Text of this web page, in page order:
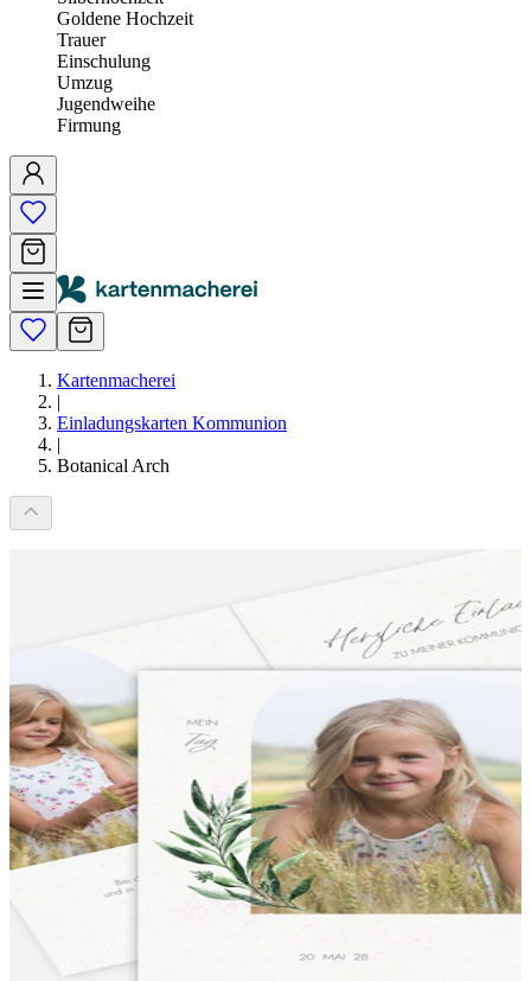
Goldene Hochzeit
Trauer
Einschulung
Umzug
Jugendweihe
Firmung
Kartenmacherei
|
Einladungskarten Kommunion
|
Botanical Arch